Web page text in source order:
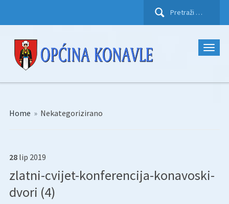
Pretraži:
Home » Nekategorizirano
28 lip 2019
zlatni-cvijet-konferencija-konavoski-
dvori (4)